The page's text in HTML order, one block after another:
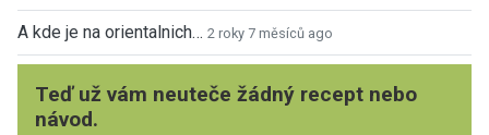
A kde je na orientalnich… 2 roky 7 měsíců ago
Teď už vám neuteče žádný recept nebo
návod.